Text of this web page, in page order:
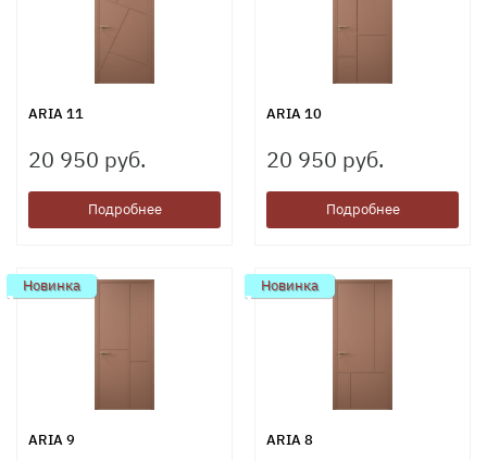
ARIA 11
20 950 руб.
Подробнее
ARIA 10
20 950 руб.
Подробнее
Новинка
ARIA 9
Новинка
ARIA 8